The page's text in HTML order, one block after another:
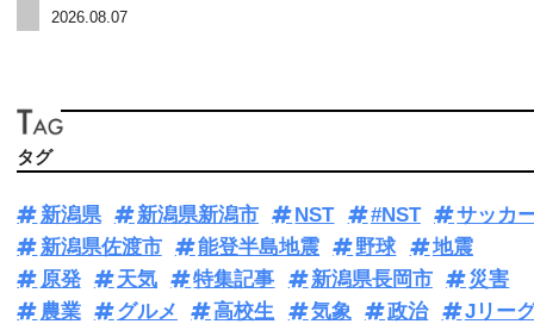
2026.08.07
タグ
新潟県 新潟県新潟市 NST #NST
サッカ
新潟県佐渡市
能登半島地震 野球
地震
原発
天気 特集記事 新潟県長岡市
災害
農業
グルメ 高校生 気象 政治 Jリー